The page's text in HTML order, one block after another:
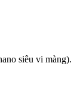
siêu vi màng).